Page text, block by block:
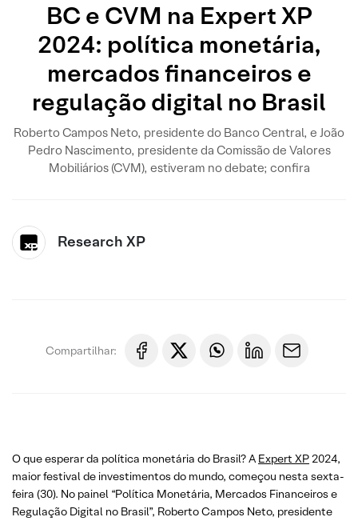
BC e CVM na Expert XP
2024: política monetária,
mercados financeiros e
regulação digital no Brasil
Roberto Campos Neto, presidente do Banco Central, e João
Pedro Nascimento, presidente da Comissão de Valores
Mobiliários (CVM), estiveram no debate; confira
Research XP
Compartilhar:
O que esperar da política monetária do Brasil? A Expert XP 2024,
maior festival de investimentos do mundo, começou nesta sexta-
feira (30). No painel “Política Monetária, Mercados Financeiros e
Regulação Digital no Brasil”, Roberto Campos Neto, presidente